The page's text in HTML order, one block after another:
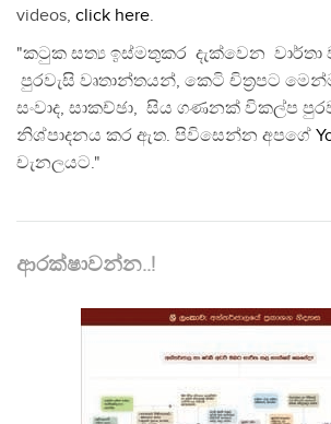
videos, click here.
"කටුක සත්‍ය ඉස්මතුකර දැක්වෙන වාර්තා
පුරවැසි වෘතාන්තයන්, කෙටි චිත්‍රපට
සංවාද, සාකච්ඡා, සිය ගණනක් විකල්ප
නිශ්පාදනය කර ඇත. පිවිසෙන්න අපගේ
චැනලයට."
ආරක්ෂාවන්න..!